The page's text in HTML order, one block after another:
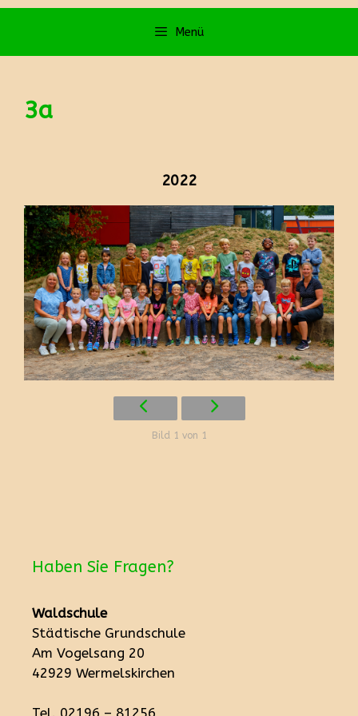
Menü
3a
2022
Bild 1 von 1
Haben Sie Fragen?
Waldschule
Städtische Grundschule
Am Vogelsang 20
42929 Wermelskirchen